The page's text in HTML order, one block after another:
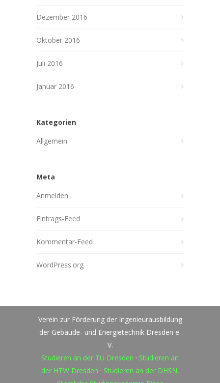
Dezember 2016
Oktober 2016
Juli 2016
Januar 2016
Kategorien
Allgemein
Meta
Anmelden
Eintrags-Feed
Kommentar-Feed
WordPress.org
Verein zur Förderung der Ingenieurausbildung
der Gebäude- und Energietechnik Dresden e.
V.
Studieren an der TU Dresden · Studieren an
der HTW Dresden · Studieren an der DHSN,